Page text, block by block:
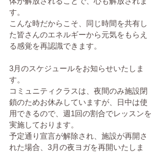
す。
こんな時だからこそ、同じ時間を共有し
た皆さんのエネルギーから元気をもらえ
る感覚を再認識できます。
3月のスケジュールをお知らせいたしま
す。
コミュニティクラスは、夜間のみ施設閉
鎖のためお休みしていますが、日中は使
用できるので、週1回の割合でレッスンを
実施しております。
予定通り宣言が解除され、施設が再開さ
れた場合、3月の夜ヨガを再開いたしま